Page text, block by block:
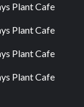
Plant Cafe
Plant Cafe
Plant Cafe
Plant Cafe